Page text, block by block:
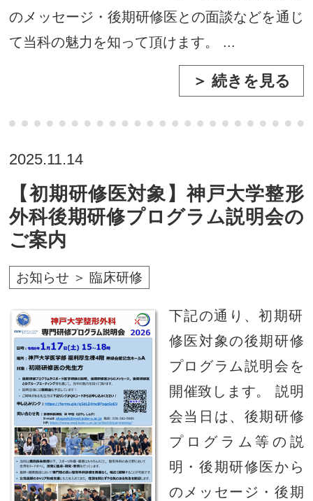
のメッセージ・後期研修医との面談などを通じ
て当科の魅力を知って頂けます。 ...
＞ 続きを見る
2025.11.14
【初期研修医対象】神戸大学整形
外科後期研修プログラム説明会の
ご案内
お知らせ ＞ 臨床研修
下記の通り、初期研
修医対象の後期研修
プログラム説明会を
開催致します。 説明
会当日は、後期研修
プログラム等の説
明・後期研修医から
のメッセージ・後期